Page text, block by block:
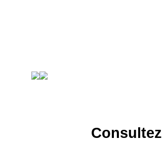
Consultez